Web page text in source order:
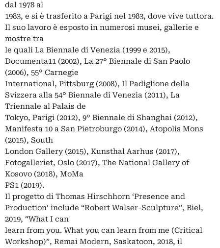
dal 1978 al
1983, e si è trasferito a Parigi nel 1983, dove vive tuttora.
Il suo lavoro è esposto in numerosi musei, gallerie e
mostre tra
le quali La Biennale di Venezia (1999 e 2015),
Documenta11 (2002), La 27° Biennale di San Paolo
(2006), 55° Carnegie
International, Pittsburg (2008), Il Padiglione della
Svizzera alla 54° Biennale di Venezia (2011), La
Triennale al Palais de
Tokyo, Parigi (2012), 9° Biennale di Shanghai (2012),
Manifesta 10 a San Pietroburgo (2014), Atopolis Mons
(2015), South
London Gallery (2015), Kunsthal Aarhus (2017),
Fotogalleriet, Oslo (2017), The National Gallery of
Kosovo (2018), MoMa
PS1 (2019).
Il progetto di Thomas Hirschhorn ‘Presence and
Production’ include “Robert Walser-Sculpture”, Biel,
2019, “What I can
learn from you. What you can learn from me (Critical
Workshop)”, Remai Modern, Saskatoon, 2018, il